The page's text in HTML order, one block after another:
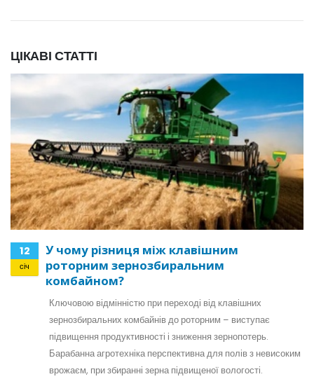
ЦІКАВІ СТАТТІ
12
січ
У чому різниця між клавішним
роторним зернозбиральним
комбайном?
Ключовою відмінністю при переході від клавішних
зернозбиральних комбайнів до роторним – виступає
підвищення продуктивності і зниження зернопотерь.
Барабанна агротехніка перспективна для полів з невисоким
врожаєм, при збиранні зерна підвищеної вологості.